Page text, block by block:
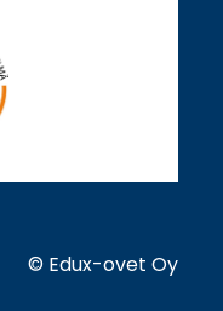
© Edux-ovet Oy